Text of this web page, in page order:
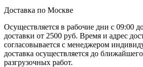
Доставка по Москве
Осуществляется в рабочие дни с 09:00
доставки от 2500 руб. Время и адрес
согласовывается с менеджером
доставка осуществляется до
разгрузочных работ.